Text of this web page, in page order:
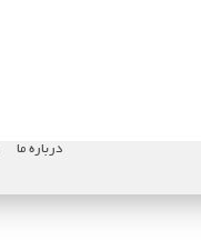
درباره ما